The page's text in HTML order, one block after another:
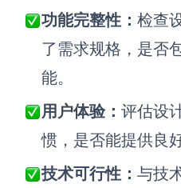
功能完整性： 检查
了需求规格，是否
能。
用户体验： 评估设
惯，是否能提供良
技术可行性： 与技